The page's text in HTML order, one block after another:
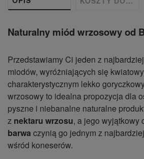
Naturalny miód wrzosowy od
Przedstawiamy Ci jeden z
miodów, wyróżniających się
charakterystycznym lekko
wrzosowy to idealna propozycja dla
pyszne i niebanalne naturalne
z nektaru wrzosu, a jego wyjątkowy
barwa czynią go jednym z
wśród koneserów.